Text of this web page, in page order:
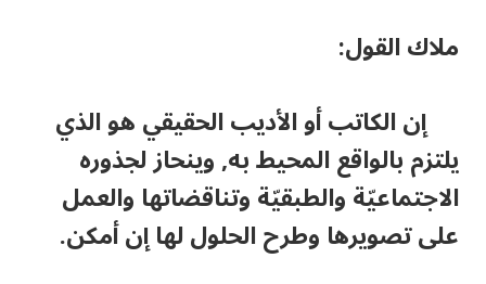
ملاك القول:
إن الكاتب أو الأديب الحقيقي هو الذي
يلتزم بالواقع المحيط به, وينحاز لجذوره
الاجتماعيّة والطبقيّة وتناقضاتها والعمل
على تصويرها وطرح الحلول لها إن أمكن.